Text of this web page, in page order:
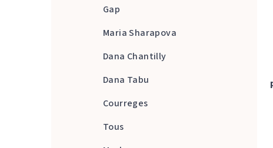
Gap
Maria Sharapova
Dana Chantilly
Dana Tabu
Courreges
Tous